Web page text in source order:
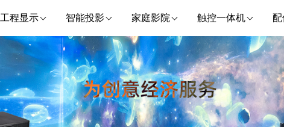
工程显示 智能投影 家庭影院 触控一体机